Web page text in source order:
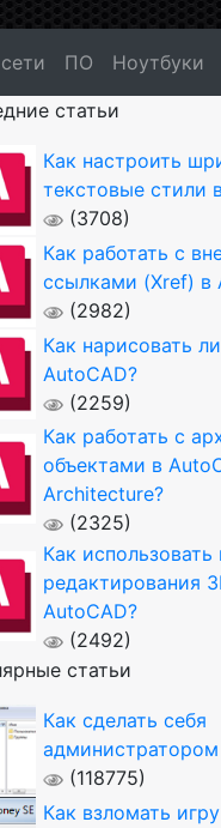
ПО Ноутбуки
статьи
Как настроить
текстовые стили
(3708)
Как работать с
ссылками (Xref) в
(2982)
Как нарисовать
AutoCAD?
(2259)
Как работать с
объектами в
Architecture?
(2325)
Как
редактирования
AutoCAD?
(2492)
статьи
Как сделать себя
(118775)
Как взломать